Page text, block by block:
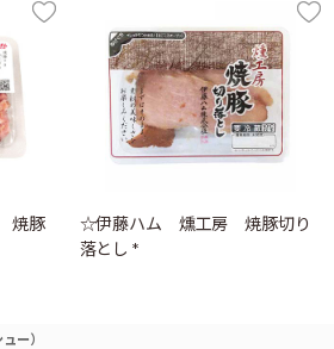
焼豚
☆伊藤ハム 燻工房 焼豚切り
落とし *
ー）